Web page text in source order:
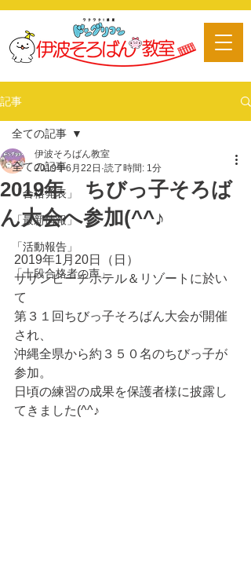
記事
全ての記事
「合格発表」
「最新情報」
「活動報告」
「十段合格者の声」
全ての記事
2019年 ちびっ子そろば
ん大会へ参加(^^♪
伊波そろばん教室
2019年6月22日 読了時間: 1分
2019年1月20日（日）
サザンビーチホテル＆リゾートに於い
て
第３１回ちびっ子そろばん大会が開催
され、
沖縄全県から約３５０名のちびっ子が
参加。
日頃の練習の成果を保護者様に披露し
てきました(^^♪